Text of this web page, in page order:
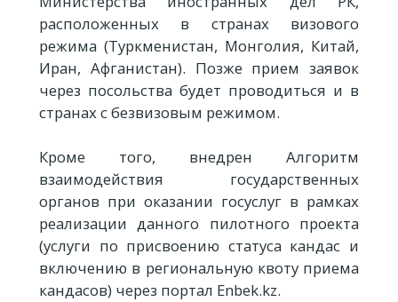
расположенных в странах визового
режима (Туркменистан, Монголия, Китай,
Иран, Афганистан). Позже прием заявок
через посольства будет проводиться и в
странах с безвизовым режимом.
Кроме того, внедрен Алгоритм
взаимодействия государственных
органов при оказании госуслуг в рамках
реализации данного пилотного проекта
(услуги по присвоению статуса кандас и
включению в региональную квоту приема
кандасов) через портал Enbek.kz.